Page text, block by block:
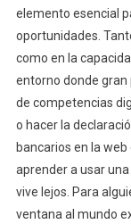
elemento esencial
oportunidades.
como en la
entorno donde gran
de competencias
o hacer la
bancarios en la
aprender a usar
vive lejos. Para
ventana al mundo